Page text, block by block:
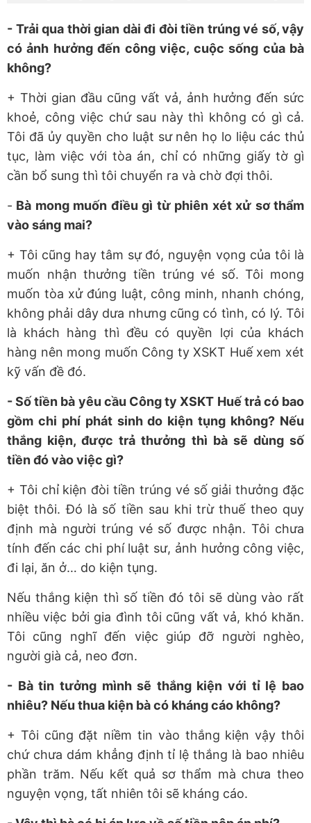
- Trải qua thời gian dài đi đòi tiền trúng vé số, vậy
có ảnh hưởng đến công việc, cuộc sống của bà
không?
+ Thời gian đầu cũng vất vả, ảnh hưởng đến sức
khoẻ, công việc chứ sau này thì không có gì cả.
Tôi đã ủy quyền cho luật sư nên họ lo liệu các thủ
tục, làm việc với tòa án, chỉ có những giấy tờ gì
cần bổ sung thì tôi chuyển ra và chờ đợi thôi.
- Bà mong muốn điều gì từ phiên xét xử sơ thẩm
vào sáng mai?
+ Tôi cũng hay tâm sự đó, nguyện vọng của tôi là
muốn nhận thưởng tiền trúng vé số. Tôi mong
muốn tòa xử đúng luật, công minh, nhanh chóng,
không phải dây dưa nhưng cũng có tình, có lý. Tôi
là khách hàng thì đều có quyền lợi của khách
hàng nên mong muốn Công ty XSKT Huế xem xét
kỹ vấn đề đó.
- Số tiền bà yêu cầu Công ty XSKT Huế trả có bao
gồm chi phí phát sinh do kiện tụng không? Nếu
thắng kiện, được trả thưởng thì bà sẽ dùng số
tiền đó vào việc gì?
+ Tôi chỉ kiện đòi tiền trúng vé số giải thưởng đặc
biệt thôi. Đó là số tiền sau khi trừ thuế theo quy
định mà người trúng vé số được nhận. Tôi chưa
tính đến các chi phí luật sư, ảnh hưởng công việc,
đi lại, ăn ở… do kiện tụng.
Nếu thắng kiện thì số tiền đó tôi sẽ dùng vào rất
nhiều việc bởi gia đình tôi cũng vất vả, khó khăn.
Tôi cũng nghĩ đến việc giúp đỡ người nghèo,
người già cả, neo đơn.
- Bà tin tưởng mình sẽ thắng kiện với tỉ lệ bao
nhiêu? Nếu thua kiện bà có kháng cáo không?
+ Tôi cũng đặt niềm tin vào thắng kiện vậy thôi
chứ chưa dám khẳng định tỉ lệ thắng là bao nhiêu
phần trăm. Nếu kết quả sơ thẩm mà chưa theo
nguyện vọng, tất nhiên tôi sẽ kháng cáo.